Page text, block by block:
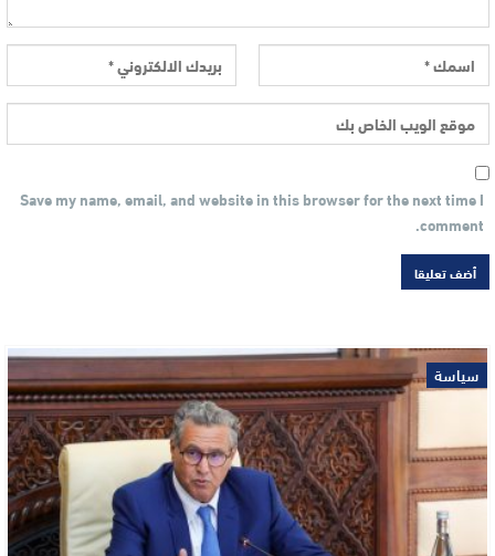
Save my name, email, and website in this browser for the next time I
comment.
سياسة